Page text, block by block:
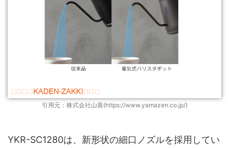
引用元：株式会社山善(https://www.yamazen.co.jp/)
YKR-SC1280は、新形状の細口ノズルを採用してい